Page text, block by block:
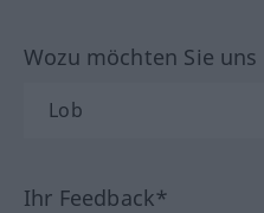
Wozu möchten Sie
Ihr Feedback*